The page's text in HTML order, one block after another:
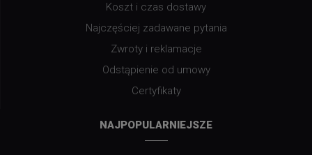
Koszt i czas dostawy
Najczęściej zadawane pytania
Zwroty i reklamacje
Odstąpienie od umowy
Certyfikaty
NAJPOPULARNIEJSZE